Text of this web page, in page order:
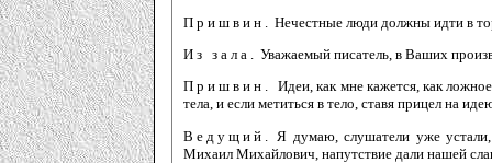
Пришвин.
Нечестные люди должны идти в
Из зала. Уважаемый писатель, в Ваших
Пришвин.Идеи, как мне кажется, как
тела, и если метиться в тело, ставя прицел на
Ведущий.
Я думаю, слушатели уже
Михаил Михайлович, напутствие дали нашей